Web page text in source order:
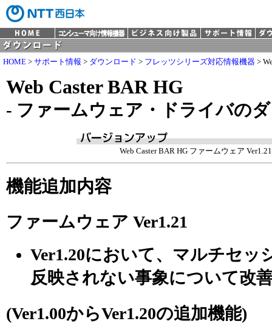
HOME > サポート情報 > ダウンロード > フレッツシリーズ対応情報機器 >
Web Caster BAR HG
- ファームウェア・ドライバの
Web Caster BAR HG ファームウェア
機能追加内容
ファームウェア Ver1.21
Ver1.20において、マルチセッ
反映されない事象について改
(Ver1.00からVer1.20の追加機能)